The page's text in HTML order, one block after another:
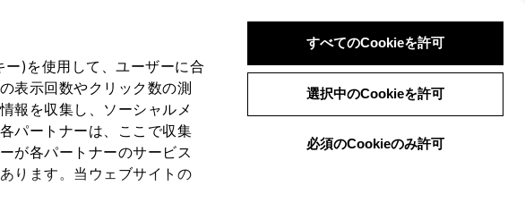
)を使用して、ユーザーに合
表示回数やクリック数の測
報を収集し、ソーシャルメ
パートナーは、ここで収集
が各パートナーのサービス
ります。当ウェブサイトの
すべてのCookieを許可
選択中のCookieを許可
必須のCookieのみ許可
ログイン 検索 メニュー
ご購入相談